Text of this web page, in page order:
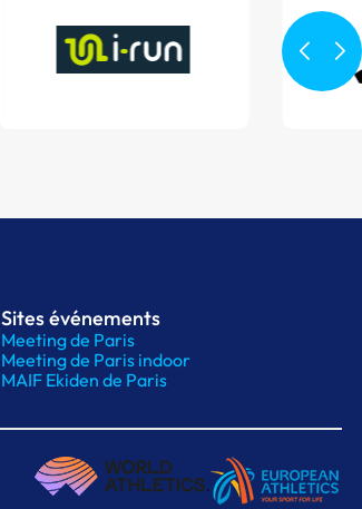
Sites événements
Meeting de Paris
Meeting de Paris indoor
MAIF Ekiden de Paris